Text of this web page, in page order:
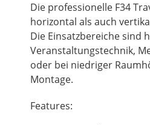
Die professionelle F34
horizontal als auch
Die Einsatzbereiche sind
Veranstaltungstechnik,
oder bei niedriger
Montage.
Features: